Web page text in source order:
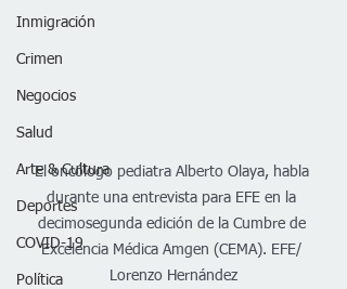
Inmigración
Crimen
Negocios
Salud
Arte & Cultura
Deportes
COVID-19
Política
El oncólogo pediatra Alberto Olaya, habla
durante una entrevista para EFE en la
decimosegunda edición de la Cumbre de
Excelencia Médica Amgen (CEMA). EFE/
Lorenzo Hernández